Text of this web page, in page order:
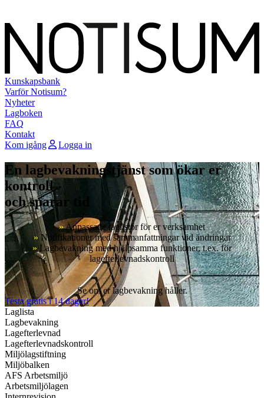
Kunskapsbank
Varför Notisum?
Nyheter
Lagboken
FAQ
Kontakt
Kom igång
Logga in
En lagbevakningstjänst som ökar er
kontroll
och sparar tid
»Anpassade laglistor för er verksamhet
»Notifikationer med sammanfattningar vid ändringar
»Lagbevakning med hjälpsamma funktioner, t.ex. för
lagefterlevnadskontroll
Se om er lagbevakning håller.
Testa gratis i 14 dagar!
Laglista
Lagbevakning
Lagefterlevnad
Lagefterlevnadskontroll
Miljölagstiftning
Miljöbalken
AFS Arbetsmiljö
Arbetsmiljölagen